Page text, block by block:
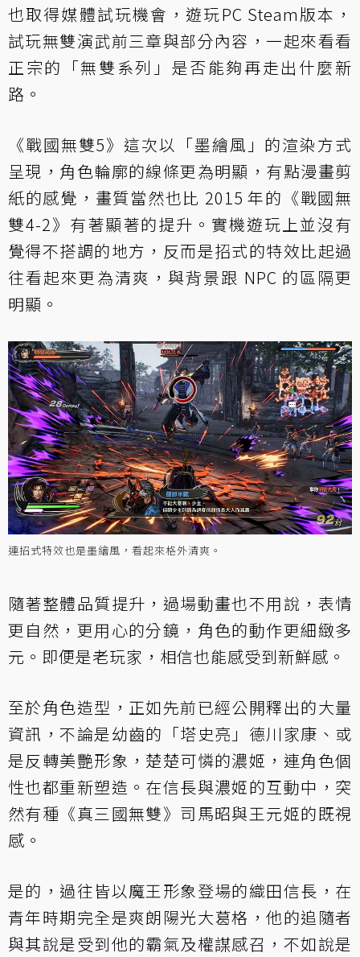
也取得媒體試玩機會，遊玩PC Steam版本，
試玩無雙演武前三章與部分內容，一起來看看
正宗的「無雙系列」是否能夠再走出什麼新
路。
《戰國無雙5》這次以「墨繪風」的渲染方式
呈現，角色輪廓的線條更為明顯，有點漫畫剪
紙的感覺，畫質當然也比 2015 年的《戰國無
雙4-2》有著顯著的提升。實機遊玩上並沒有
覺得不搭調的地方，反而是招式的特效比起過
往看起來更為清爽，與背景跟 NPC 的區隔更
明顯。
連招式特效也是墨繪風，看起來格外清爽。
隨著整體品質提升，過場動畫也不用說，表情
更自然，更用心的分鏡，角色的動作更細緻多
元。即便是老玩家，相信也能感受到新鮮感。
至於角色造型，正如先前已經公開釋出的大量
資訊，不論是幼齒的「塔史亮」德川家康、或
是反轉美艷形象，楚楚可憐的濃姬，連角色個
性也都重新塑造。在信長與濃姬的互動中，突
然有種《真三國無雙》司馬昭與王元姬的既視
感。
是的，過往皆以魔王形象登場的織田信長，在
青年時期完全是爽朗陽光大葛格，他的追隨者
與其說是受到他的霸氣及權謀感召，不如說是